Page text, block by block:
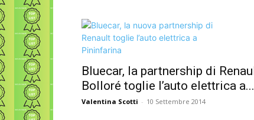
Bluecar, la partnership di
Bolloré toglie l’auto elettrica a...
Valentina Scotti - 10 Settembre 2014